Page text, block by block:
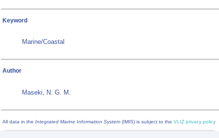
Keyword
Marine/Coastal
Author
Maseki, N. G. M.
All data in the Integrated Marine Information System (IMIS) is subject to the VLIZ privacy policy